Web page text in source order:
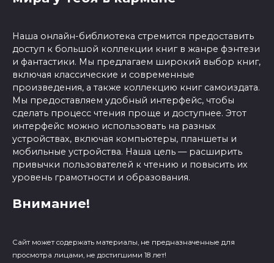
Наша онлайн-библиотека стремится предоставить
доступ к большой коллекции книг в жанре фэнтези
и фантастики. Мы предлагаем широкий выбор книг,
включая классические и современные
произведения, а также коллекцию книг самоиздата.
Мы предоставляем удобный интерфейс, чтобы
сделать процесс чтения проще и доступнее. Этот
интерфейс можно использовать на разных
устройствах, включая компьютеры, планшеты и
мобильные устройства. Наша цель — расширить
привычки пользователей к чтению и повысить их
уровень грамотности и образования.
Внимание!
Сайт может содержать материалы, не предназначенные для
просмотра лицами, не достигшими 18 лет!